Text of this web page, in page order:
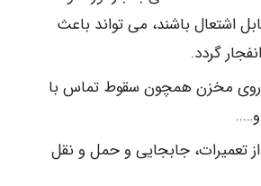
اشتعال باشند، می تواند باعث
گردد.
روی مخزن همچون سقوط تماس با
تعمیرات، جابجایی و حمل و نقل